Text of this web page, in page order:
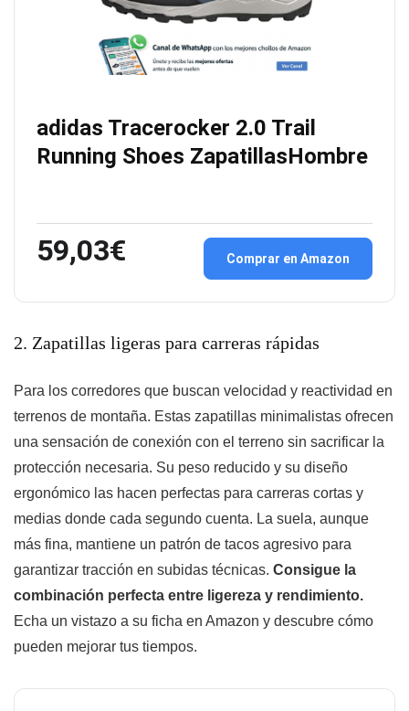
adidas Tracerocker 2.0 Trail
Running Shoes ZapatillasHombre
59,03€ Comprar en Amazon
2. Zapatillas ligeras para carreras rápidas
Para los corredores que buscan velocidad y reactividad en
terrenos de montaña. Estas zapatillas minimalistas ofrecen
una sensación de conexión con el terreno sin sacrificar la
protección necesaria. Su peso reducido y su diseño
ergonómico las hacen perfectas para carreras cortas y
medias donde cada segundo cuenta. La suela, aunque
más fina, mantiene un patrón de tacos agresivo para
garantizar tracción en subidas técnicas. Consigue la
combinación perfecta entre ligereza y rendimiento.
Echa un vistazo a su ficha en Amazon y descubre cómo
pueden mejorar tus tiempos.